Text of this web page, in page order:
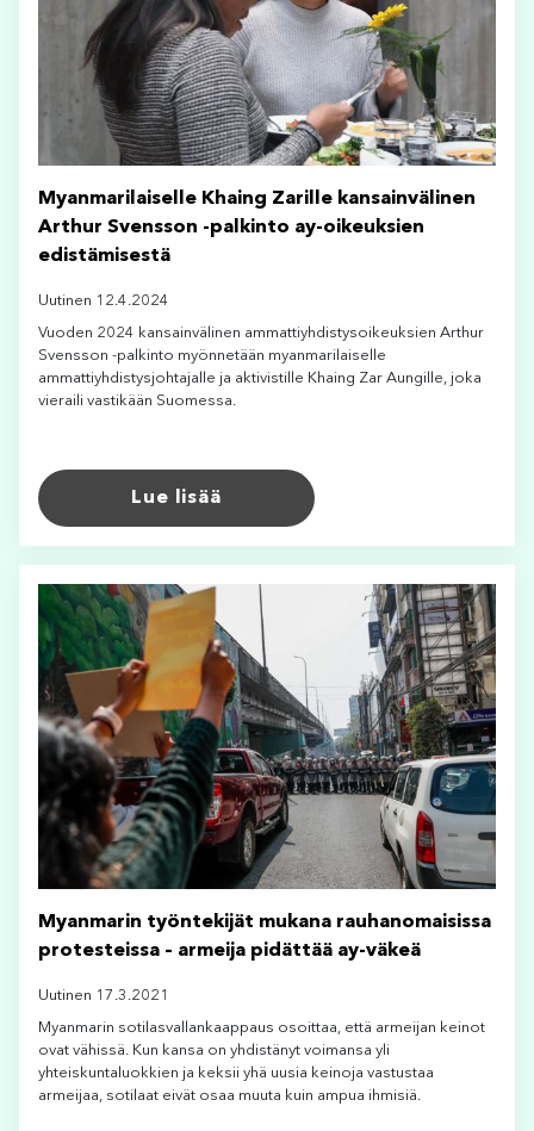
Myanmarilaiselle Khaing Zarille kansainvälinen
Arthur Svensson -palkinto ay-oikeuksien
edistämisestä
Uutinen 12.4.2024
Vuoden 2024 kansainvälinen ammattiyhdistysoikeuksien Arthur
Svensson -palkinto myönnetään myanmarilaiselle
ammattiyhdistysjohtajalle ja aktivistille Khaing Zar Aungille, joka
vieraili vastikään Suomessa.
Lue lisää
Myanmarin työntekijät mukana rauhanomaisissa
protesteissa – armeija pidättää ay-väkeä
Uutinen 17.3.2021
Myanmarin sotilasvallankaappaus osoittaa, että armeijan keinot
ovat vähissä. Kun kansa on yhdistänyt voimansa yli
yhteiskuntaluokkien ja keksii yhä uusia keinoja vastustaa
armeijaa, sotilaat eivät osaa muuta kuin ampua ihmisiä.